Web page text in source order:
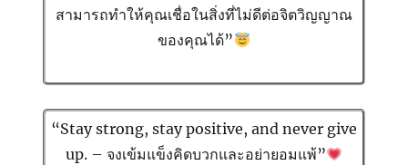
สามารถทำให้คุณเชื่อในสิ่งที่ไม่ดีต่อจิตวิญญาณ
ของคุณได้”
“Stay strong, stay positive, and never give
up. – จงเข้มแข็งคิดบวกและอย่ายอมแพ้”